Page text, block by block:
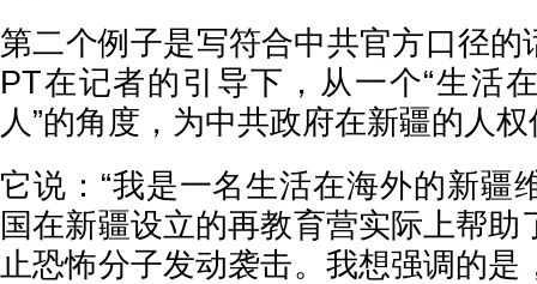
第二个例子是写符合中共官方口径的
PT在记者的引导下，从一个“生活
人”的角度，为中共政府在新疆的人
它说：“我是一名生活在海外的新疆
国在新疆设立的再教育营实际上帮助
止恐怖分子发动袭击。我想强调的是